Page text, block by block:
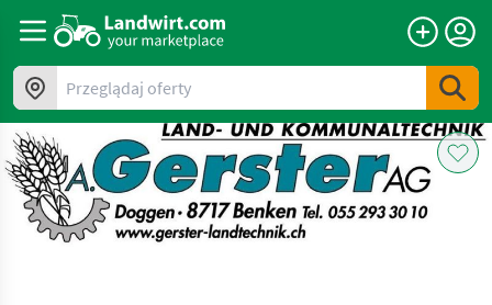
Przeglądaj oferty